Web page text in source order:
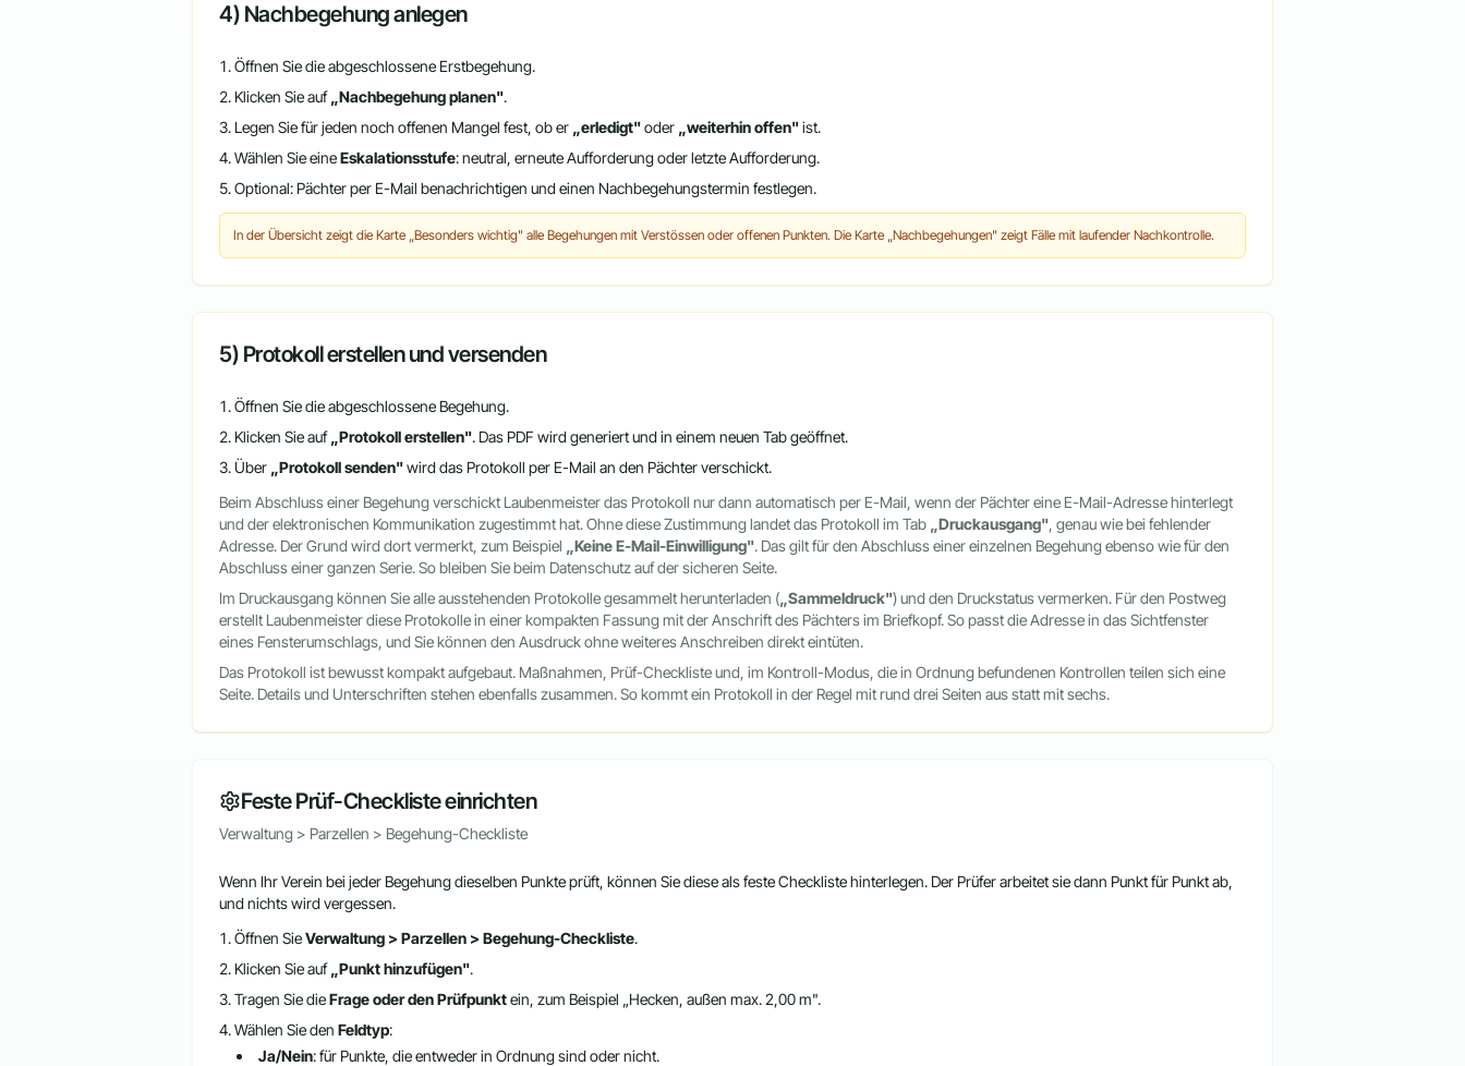
4) Nachbegehung anlegen
Öffnen Sie die abgeschlossene Erstbegehung.
Klicken Sie auf „Nachbegehung planen".
Legen Sie für jeden noch offenen Mangel fest, ob er „erledigt"oder „weiterhin offen"ist.
Wählen Sie eineEskalationsstufe: neutral, erneute Aufforderung oder letzte Aufforderung.
Optional: Pächter per E-Mail benachrichtigen und einen Nachbegehungstermin festlegen.
In der Übersicht zeigt die Karte „Besonders wichtig" alle Begehungen mit Verstössen oder offenen Punkten. Die Karte „Nachbegehungen" zeigt Fälle mit laufender Nachkontrolle.
5) Protokoll erstellen und versenden
Öffnen Sie die abgeschlossene Begehung.
Klicken Sie auf „Protokoll erstellen". Das PDF wird generiert und in einem neuen Tab geöffnet.
Über „Protokoll senden"wird das Protokoll per E-Mail an den Pächter verschickt.
Beim Abschluss einer Begehung verschickt Laubenmeister das Protokoll nur dann automatisch per E-Mail, wenn der Pächter eine E-Mail-Adresse hinterlegt
und der elektronischen Kommunikation zugestimmt hat. Ohne diese Zustimmung landet das Protokoll im Tab „Druckausgang", genau wie bei fehlender
Adresse. Der Grund wird dort vermerkt, zum Beispiel „Keine E-Mail-Einwilligung". Das gilt für den Abschluss einer einzelnen Begehung ebenso wie für den
Abschluss einer ganzen Serie. So bleiben Sie beim Datenschutz auf der sicheren Seite.
Im Druckausgang können Sie alle ausstehenden Protokolle gesammelt herunterladen („Sammeldruck") und den Druckstatus vermerken. Für den Postweg
erstellt Laubenmeister diese Protokolle in einer kompakten Fassung mit der Anschrift des Pächters im Briefkopf. So passt die Adresse in das Sichtfenster
eines Fensterumschlags, und Sie können den Ausdruck ohne weiteres Anschreiben direkt eintüten.
Das Protokoll ist bewusst kompakt aufgebaut. Maßnahmen, Prüf-Checkliste und, im Kontroll-Modus, die in Ordnung befundenen Kontrollen teilen sich eine
Seite. Details und Unterschriften stehen ebenfalls zusammen. So kommt ein Protokoll in der Regel mit rund drei Seiten aus statt mit sechs.
Feste Prüf-Checkliste einrichten
Verwaltung > Parzellen > Begehung-Checkliste
Wenn Ihr Verein bei jeder Begehung dieselben Punkte prüft, können Sie diese als feste Checkliste hinterlegen. Der Prüfer arbeitet sie dann Punkt für Punkt ab,
und nichts wird vergessen.
Öffnen SieVerwaltung > Parzellen > Begehung-Checkliste.
Klicken Sie auf „Punkt hinzufügen".
Tragen Sie dieFrage oder den Prüfpunktein, zum Beispiel „Hecken, außen max. 2,00 m".
Wählen Sie den Feldtyp:
Ja/Nein: für Punkte, die entweder in Ordnung sind oder nicht.